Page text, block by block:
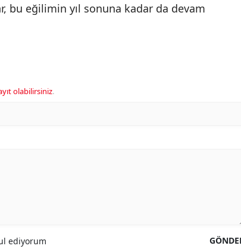
bu eğilimin yıl sonuna kadar da devam
olabilirsiniz.
ediyorum